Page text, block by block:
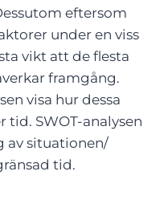
eftersom
under en viss
vikt att de flesta
framgång.
visa hur dessa
tid. SWOT-analysen
av situationen/
tid.